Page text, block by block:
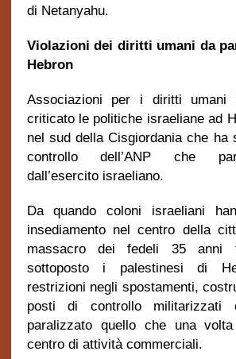
di Netanyahu.
Violazioni dei diritti umani da
Hebron
Associazioni per i diritti umani
criticato le politiche israeliane ad
nel sud della Cisgiordania che ha
controllo dell’ANP che
dall’esercito israeliano.
Da quando coloni israeliani
insediamento nel centro della
massacro dei fedeli 35 anni
sottoposto i palestinesi di
restrizioni negli spostamenti,
posti di controllo
paralizzato quello che una
centro di attività commerciali.